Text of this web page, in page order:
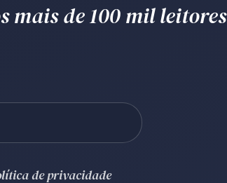
mais de 100 mil leitores
de privacidade